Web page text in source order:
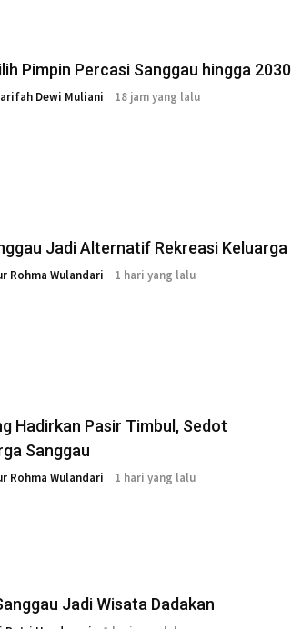
Pimpin Percasi Sanggau hingga 2030
Dewi Muliani 18 jam yang lalu
Jadi Alternatif Rekreasi Keluarga
Rohma Wulandari 1 hari yang lalu
Hadirkan Pasir Timbul, Sedot
Sanggau
Rohma Wulandari 1 hari yang lalu
Jadi Wisata Dadakan